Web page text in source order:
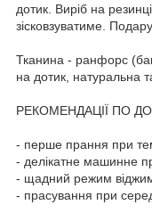
дотик. Виріб на
зісковзуватиме.
Тканина - ранфорс
на дотик, натуральна
РЕКОМЕНДАЦІЇ ПО
- перше прання при
- делікатне машинне
- щадний режим
- прасування при